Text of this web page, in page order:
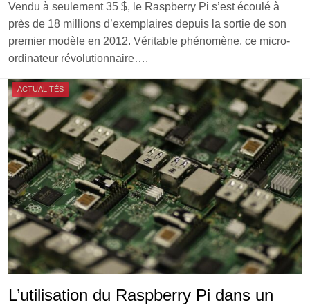
Vendu à seulement 35 $, le Raspberry Pi s’est écoulé à
près de 18 millions d’exemplaires depuis la sortie de son
premier modèle en 2012. Véritable phénomène, ce micro-
ordinateur révolutionnaire….
ACTUALITÉS
L’utilisation du Raspberry Pi dans un